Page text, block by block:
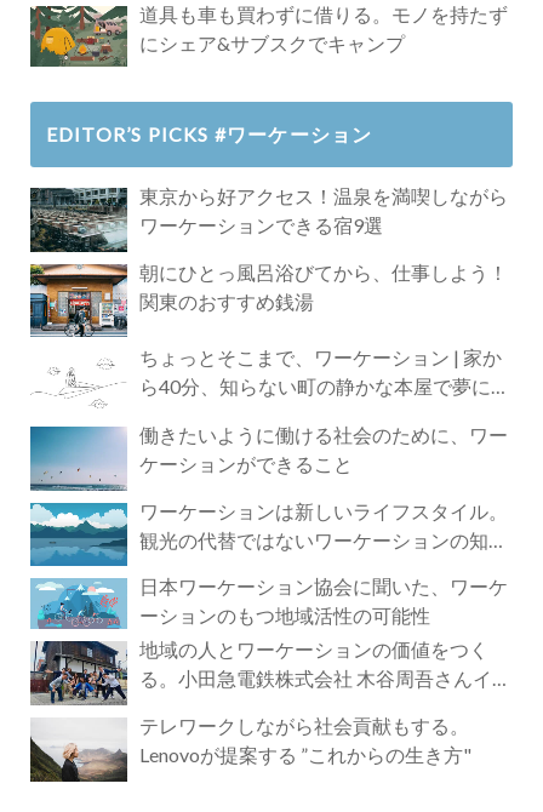
道具も車も買わずに借りる。モノを持たず
にシェア&サブスクでキャンプ
EDITOR’S PICKS #ワーケーション
東京から好アクセス！温泉を満喫しながら
ワーケーションできる宿9選
朝にひとっ風呂浴びてから、仕事しよう！
関東のおすすめ銭湯
ちょっとそこまで、ワーケーション | 家か
ら40分、知らない町の静かな本屋で夢に近
働きたいように働ける社会のために、ワー
ケーションができること
ワーケーションは新しいライフスタイル。
観光の代替ではないワーケーションの知ら
日本ワーケーション協会に聞いた、ワーケ
ーションのもつ地域活性の可能性
地域の人とワーケーションの価値をつく
る。小田急電鉄株式会社 木谷周吾さんイン
テレワークしながら社会貢献もする。
Lenovoが提案する ”これからの生き方"